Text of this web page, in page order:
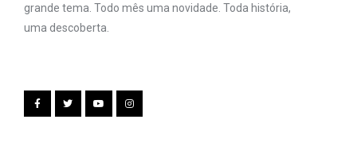
grande tema. Todo mês uma novidade. Toda história,
uma descoberta.